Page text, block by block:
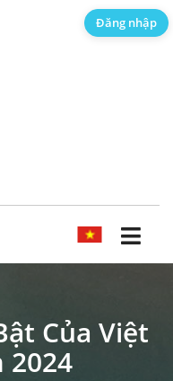
TIẾNG VIỆT
Của Việt
2024
Đăng nhập